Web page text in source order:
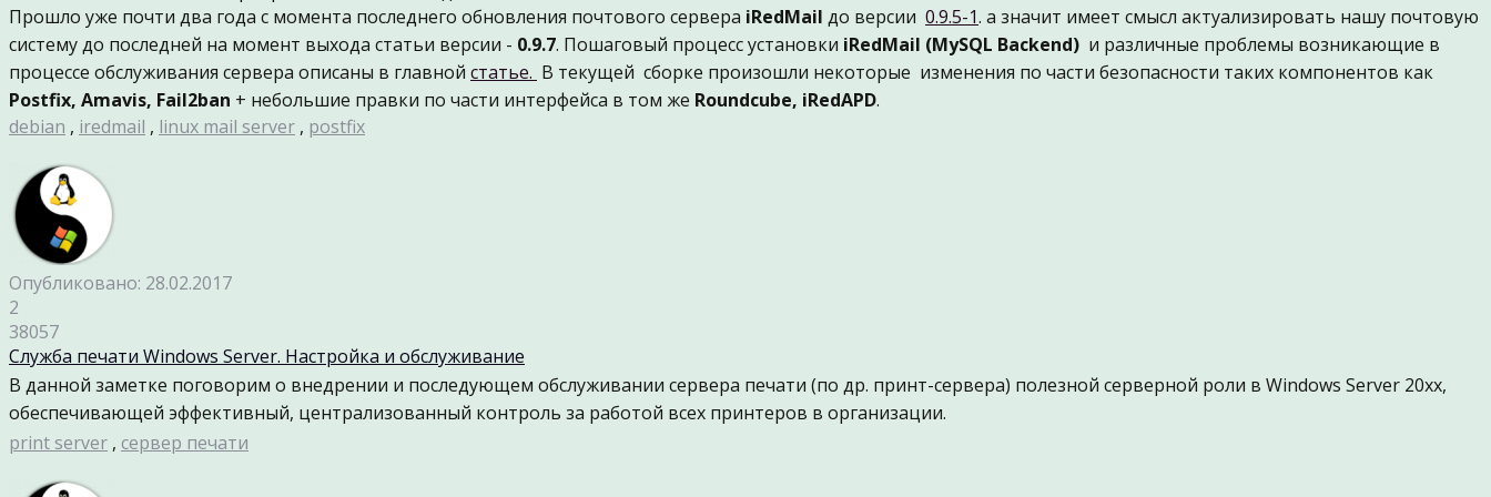
Прошло уже почти два года с момента последнего обновления почтового сервера iRedMail до версии 0.9.5-1. а значит имеет смысл актуализировать нашу почтовую
систему до последней на момент выхода статьи версии - 0.9.7. Пошаговый процесс установки iRedMail (MySQL Backend) и различные проблемы возникающие в
процессе обслуживания сервера описаны в главной статье. В текущей сборке произошли некоторые изменения по части безопасности таких компонентов как
Postfix, Amavis, Fail2ban + небольшие правки по части интерфейса в том же Roundcube, iRedAPD.
debian , iredmail , linux mail server , postfix
Опубликовано: 28.02.2017
2
38057
Служба печати Windows Server. Настройка и обслуживание
В данной заметке поговорим о внедрении и последующем обслуживании сервера печати (по др. принт-сервера) полезной серверной роли в Windows Server 20xx,
обеспечивающей эффективный, централизованный контроль за работой всех принтеров в организации.
print server , сервер печати